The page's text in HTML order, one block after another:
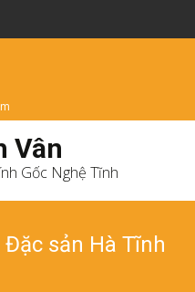
Vân
Gốc Nghệ Tĩnh
sản Hà Tĩnh